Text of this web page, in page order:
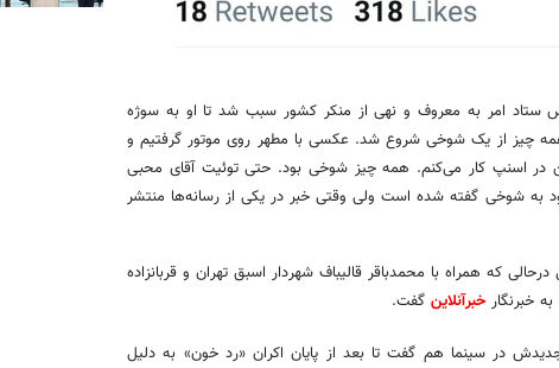
ستاد امر به معروف و نهی از منکر کشور سبب شد تا او به سوژه
چیز از یک شوخی شروع شد. عکسی با مطهر روی موتور گرفتیم و
در اسنپ کار می‌کنم. همه چیز شوخی بود. حتی توئیت آقای محبی
شوخی گفته شده است ولی وقتی خبر در یکی از رسانه‌ها منتشر
که همراه با محمدباقر قالیباف شهردار اسبق تهران و قربانزاده
خبرنگارخبرآنلاین گفت.
جدیدش در سینما هم گفت تا بعد از پایان اکران «رد خون» به دلیل